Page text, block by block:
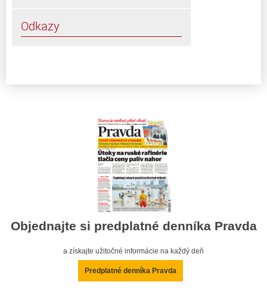
Odkazy
Objednajte si predplatné denníka Pravda
a získajte užitočné informácie na každý deň
Predplatné denníka Pravda